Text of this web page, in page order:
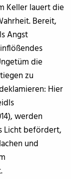
Keller lauert die
Bereit,
Angst
die
zu
Hier
werden
Licht befördert,
und